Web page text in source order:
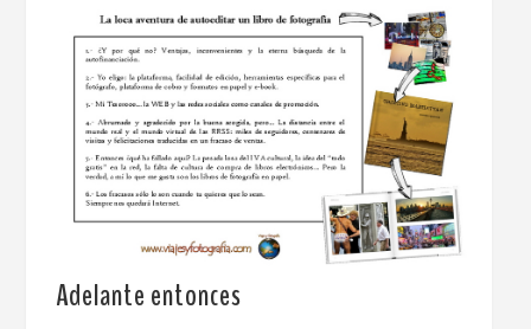
Adelante entonces